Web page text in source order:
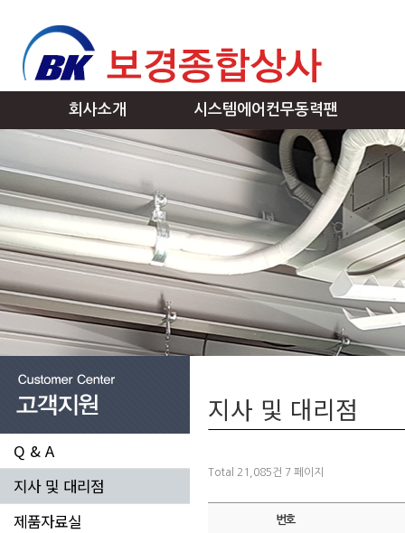
회사소개 시스템에어컨무동력팬
Q & A
지사 및 대리점
제품자료실
지사 및 대리점
Total 21,085건 7 페이지
번호